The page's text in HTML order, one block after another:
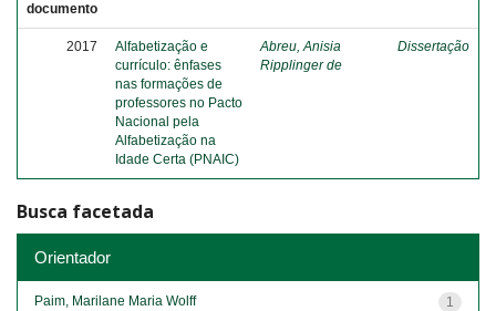
documento
2017
Alfabetização e
currículo: ênfases
nas formações de
professores no Pacto
Nacional pela
Alfabetização na
Idade Certa (PNAIC)
Abreu, Anisia
Ripplinger de
Dissertação
Busca facetada
Orientador
1
Paim, Marilane Maria Wolff